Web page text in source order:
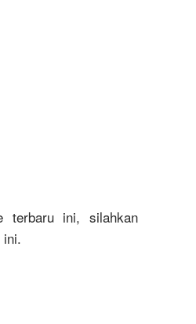
terbaru ini, silahkan
ini.